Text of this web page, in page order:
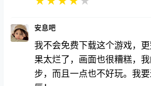
守模式，玩了两个小时，我
者了😎。话虽如此，它确实
应用实验室游戏，所以难免
笨拙的功能，这也是开发过
★ ★★★★